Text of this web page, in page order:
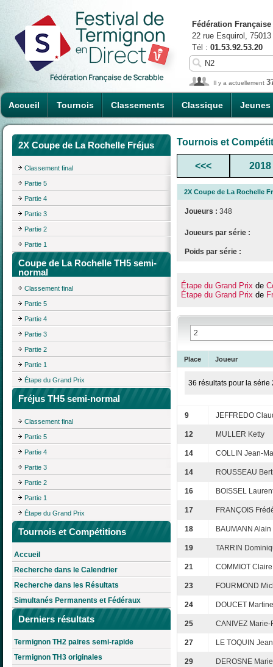
Accueil Tournois Classements Classique Jeunes
Fédération
22 rue Esquirol,
Tél : 01.53.92.53.20
Il y a actuellement
2X Coupe de La Rochelle Fréjus
Classement final
Partie 5
Partie 4
Partie 3
Partie 2
Partie 1
Coupe de La Rochelle TH5 semi-
normal
Classement final
Partie 5
Partie 4
Partie 3
Partie 2
Partie 1
Étape du Grand Prix
Fréjus TH5 semi-normal
Classement final
Partie 5
Partie 4
Partie 3
Partie 2
Partie 1
Étape du Grand Prix
Tournois et Compétitions
Accueil
Recherche dans le Calendrier
Recherche dans les Résultats
Simultanés Permanents et Fédéraux
Derniers résultats
Termignon TH2 paires semi-rapide
Termignon TH3 originales
Tournois et
<<< 2018
2X Coupe de La Rochelle
Joueurs : 348
Joueurs par série :
Poids par série :
Étape du Grand Prix de
Étape du Grand Prix de
Place Joueur
36 résultats pour la série
9 JEFFREDO
12 MULLER Ketty
14 COLLIN Jean-
14 ROUSSEAU
16 BOISSEL
17 FRANÇOIS
18 BAUMANN Alain
19 TARRIN
21 COMMIOT Claire
23 FOURMOND
24 DOUCET Martine
25 CANIVEZ Marie-
27 LE TOQUIN
29 DEROSNE